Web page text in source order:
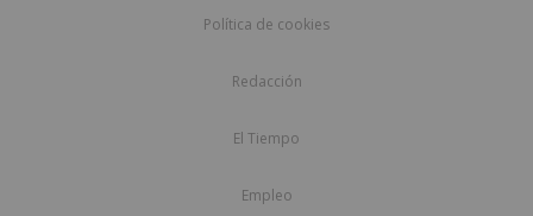
Política de cookies
Redacción
El Tiempo
Empleo